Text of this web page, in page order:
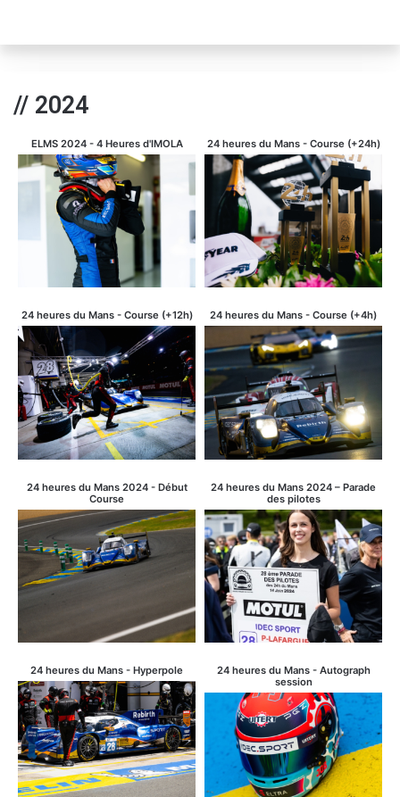
// 2024
ELMS 2024 - 4 Heures d'IMOLA 24 heures du Mans - Course (+24h)
24 heures du Mans - Course (+12h) 24 heures du Mans - Course (+4h)
24 heures du Mans 2024 - Début
Course
24 heures du Mans 2024 – Parade
des pilotes
24 heures du Mans - Hyperpole
24 heures du Mans - Autograph
session